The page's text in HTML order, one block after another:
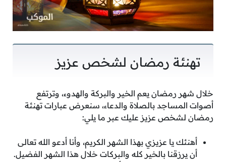
تهنئة رمضان لشخص عزيز
خلال شهر رمضان يعم الخير والبركة والهدوء، وترتفع
أصوات المساجد بالصلاة والدعاء، سنعرض عبارات تهنئة
رمضان لشخص عزيز عليك عبر ما يلي:
أهنئك يا عزيزي بهذا الشهر الكريم، وأنا أدعو الله تعالى
أن يرزقنا بالخير كله والبركات خلال هذا الشهر الفضيل.